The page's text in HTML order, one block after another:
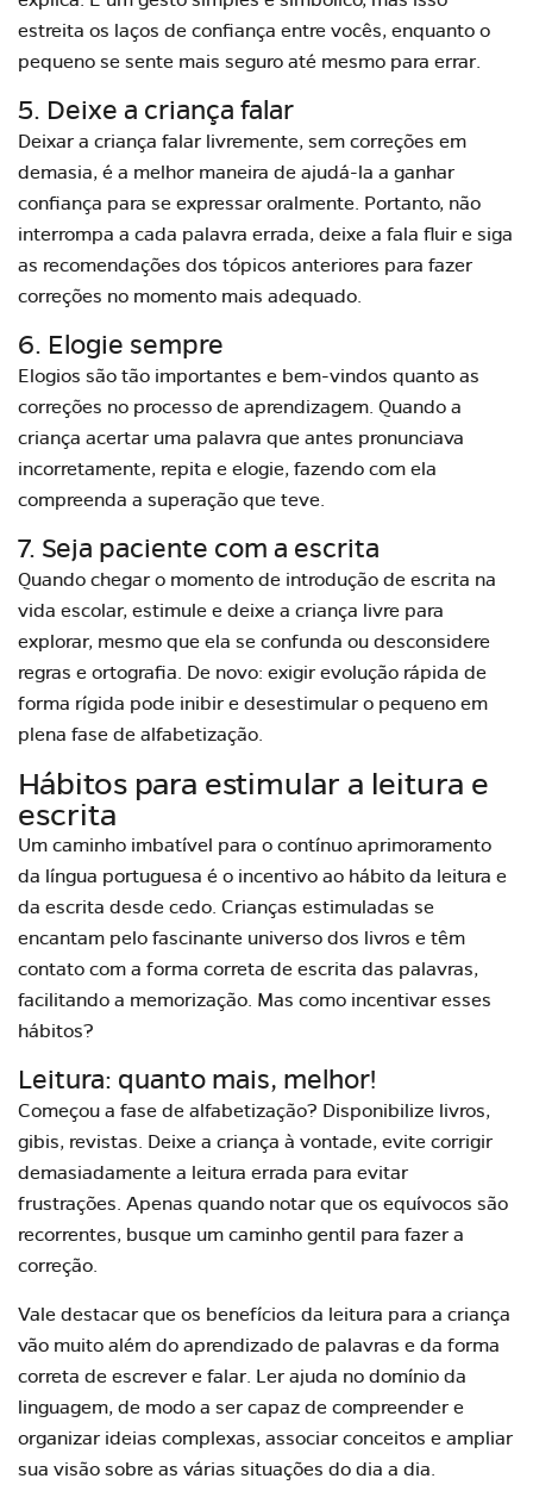
estreita os laços de confiança entre vocês, enquanto o
pequeno se sente mais seguro até mesmo para errar.
5. Deixe a criança falar
Deixar a criança falar livremente, sem correções em
demasia, é a melhor maneira de ajudá-la a ganhar
confiança para se expressar oralmente. Portanto, não
interrompa a cada palavra errada, deixe a fala fluir e siga
as recomendações dos tópicos anteriores para fazer
correções no momento mais adequado.
6. Elogie sempre
Elogios são tão importantes e bem-vindos quanto as
correções no processo de aprendizagem . Quando a
criança acertar uma palavra que antes pronunciava
incorretamente, repita e elogie, fazendo com ela
compreenda a superação que teve.
7. Seja paciente com a escrita
Quando chegar o momento de introdução de escrita na
vida escolar, estimule e deixe a criança livre para
explorar, mesmo que ela se confunda ou desconsidere
regras e ortografia. De novo: exigir evolução rápida de
forma rígida pode inibir e desestimular o pequeno em
plena fase de alfabetização.
Hábitos para estimular a leitura e
escrita
Um caminho imbatível para o contínuo aprimoramento
da língua portuguesa é o incentivo ao hábito da leitura e
da escrita desde cedo. Crianças estimuladas se
encantam pelo fascinante universo dos livros e têm
contato com a forma correta de escrita das palavras,
facilitando a memorização. Mas como incentivar esses
hábitos?
Leitura: quanto mais, melhor!
Começou a fase de alfabetização? Disponibilize livros,
gibis, revistas. Deixe a criança à vontade, evite corrigir
demasiadamente a leitura errada para evitar
frustrações. Apenas quando notar que os equívocos são
recorrentes, busque um caminho gentil para fazer a
correção.
Vale destacar que os benefícios da leitura para a criança
vão muito além do aprendizado de palavras e da forma
correta de escrever e falar. Ler ajuda no domínio da
linguagem, de modo a ser capaz de compreender e
organizar ideias complexas, associar conceitos e ampliar
sua visão sobre as várias situações do dia a dia.